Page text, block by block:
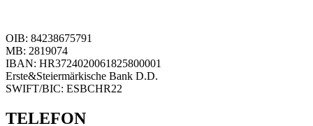
OIB: 84238675791
MB: 2819074
IBAN: HR3724020061825800001
Erste&Steiermärkische Bank D.D.
SWIFT/BIC: ESBCHR22
TELEFON